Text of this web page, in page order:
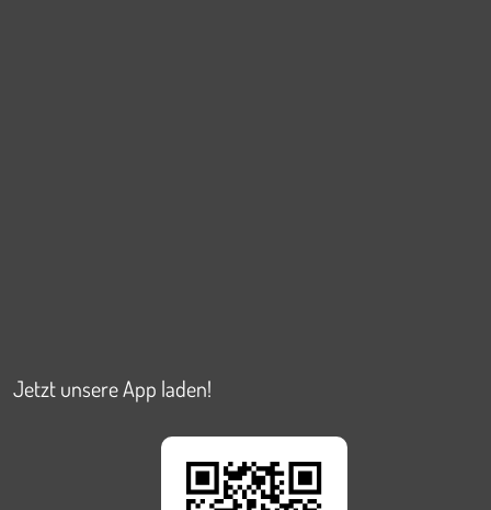
Jetzt unsere App laden!